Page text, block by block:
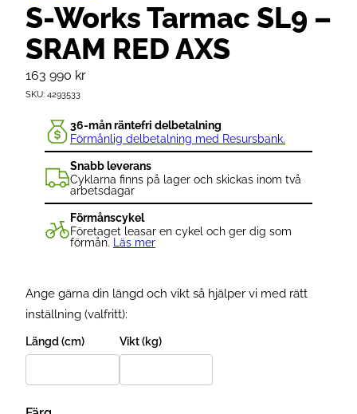
S-Works Tarmac SL9 –
SRAM RED AXS
163 990 kr
SKU: 4293533
36-mån räntefri delbetalning
Förmånlig delbetalning med Resursbank.
Snabb leverans
Cyklarna finns på lager och skickas inom två
arbetsdagar
Förmånscykel
Företaget leasar en cykel och ger dig som
förmån.
Läs mer
Ange gärna din längd och vikt så hjälper vi med rätt
inställning (valfritt):
Längd (cm) Vikt (kg)